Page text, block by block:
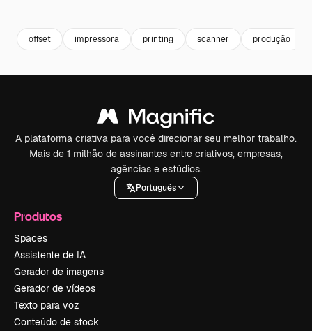
offset impressora printing scanner produção
A plataforma criativa para você direcionar seu melhor trabalho.
Mais de 1 milhão de assinantes entre criativos, empresas,
agências e estúdios.
Português
Produtos
Spaces
Assistente de IA
Gerador de imagens
Gerador de vídeos
Texto para voz
Conteúdo de stock